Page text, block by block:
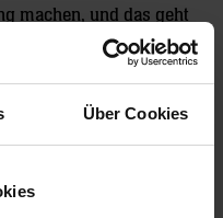
Über Cookies
machen, und das geht
hofft der Löwen-Trainer
telefonisch unter 0621